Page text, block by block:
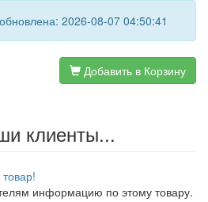
2026-08-07 04:50:41
Добавить в Корзину
клиенты...
информацию по этому товару.